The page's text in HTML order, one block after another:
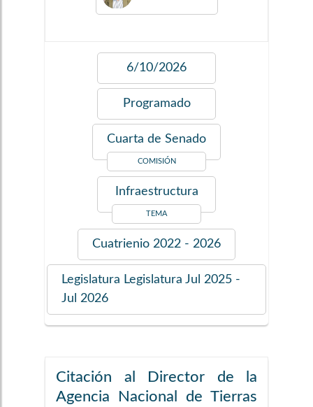
6/10/2026
Programado
Cuarta de Senado
COMISIÓN
Infraestructura
TEMA
Cuatrienio 2022 - 2026
Legislatura Legislatura Jul 2025 -
Jul 2026
Citación al Director de la
Agencia Nacional de Tierras